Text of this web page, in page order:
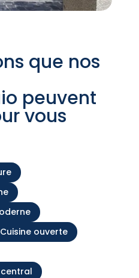
que nos
peuvent
vous
Cuisine ouverte